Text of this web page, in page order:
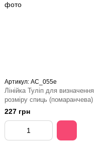
Артикул: AC_055e
Лінійка Туліп для визначення
розміру спиць (помаранчева)
227 грн